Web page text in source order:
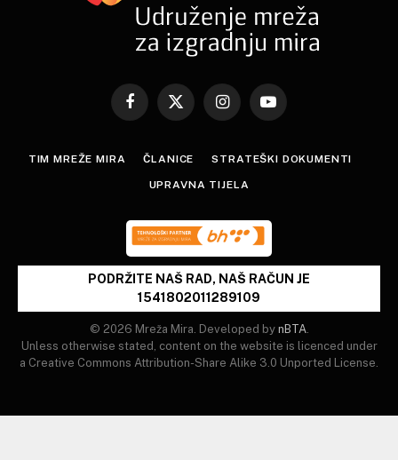
Facebook
X
InstagramYouTube
TIM MREŽE MIRA ČLANICE STRATEŠKI DOKUMENTI
UPRAVNA TIJELA
PODRŽITE NAŠ RAD, NAŠ RAČUN JE
1541802011289109
© 2026 Mreža Mira. Developed by nBTA.
Unless otherwise stated, content on the website is licenced under
a Creative Commons Attribution-Share Alike 3.0 Unported License.